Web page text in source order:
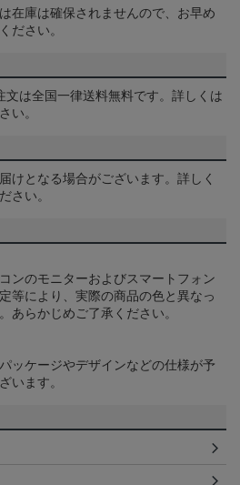
在庫は確保されませんので、お早め
ださい。
は全国一律送料無料です。詳しくは
い。
けとなる場合がございます。詳しく
さい。
ンのモニターおよびスマートフォン
等により、実際の商品の色と異なっ
あらかじめご了承ください。
ッケージやデザインなどの仕様が予
います。